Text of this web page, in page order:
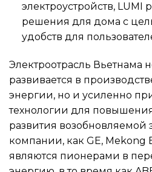
электроустройств, LUMI
решения для дома с
удобств для
Электроотрасль Вьетнама
развивается в
энергии, но и усиленно
технологии для
развития возобновляемой
компании, как GE, Mekong
являются пионерами в